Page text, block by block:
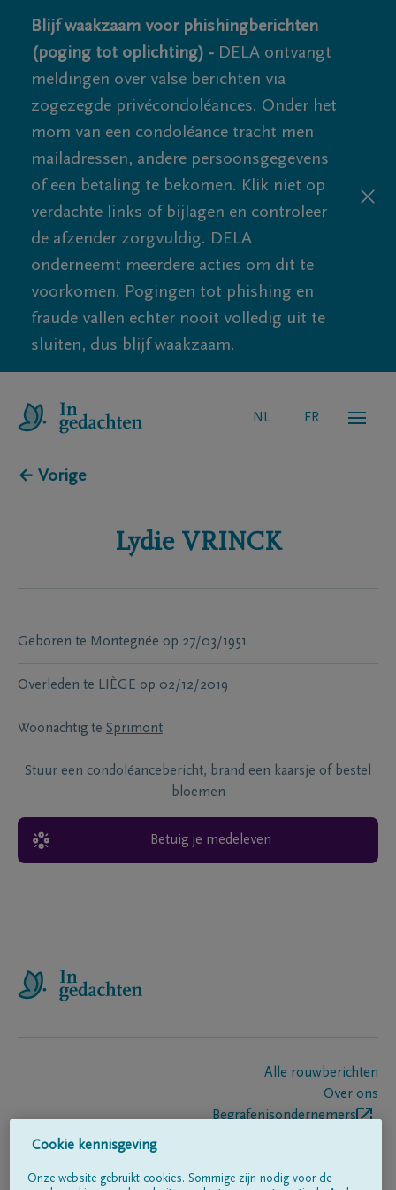
Blijf waakzaam voor phishingberichten
(poging tot oplichting) - DELA ontvangt
meldingen over valse berichten via
zogezegde privécondoléances. Onder het
mom van een condoléance tracht men
mailadressen, andere persoonsgegevens
of een betaling te bekomen. Klik niet op
verdachte links of bijlagen en controleer
de afzender zorgvuldig. DELA
onderneemt meerdere acties om dit te
voorkomen. Pogingen tot phishing en
fraude vallen echter nooit volledig uit te
sluiten, dus blijf waakzaam.
NL FR
← Vorige
Lydie VRINCK
Geboren te Montegnée op 27/03/1951
Overleden te LIÈGE op 02/12/2019
Woonachtig te Sprimont
Stuur een condoléancebericht, brand een kaarsje of bestel
bloemen
Betuig je medeleven
Alle rouwberichten
Over ons
Begrafenisondernemers
Cookie kennisgeving
Onze website gebruikt cookies. Sommige zijn nodig voor de